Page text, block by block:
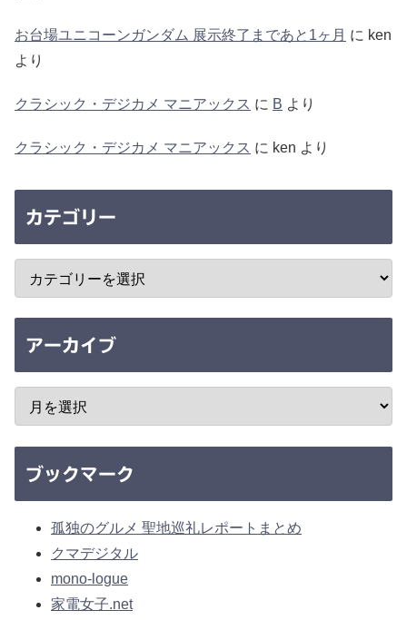
お台場ユニコーンガンダム 展示終了まであと1ヶ月 に ken
より
クラシック・デジカメ マニアックス に B より
クラシック・デジカメ マニアックス に ken より
カテゴリー
アーカイブ
ブックマーク
孤独のグルメ 聖地巡礼レポートまとめ
クマデジタル
mono-logue
家電女子.net